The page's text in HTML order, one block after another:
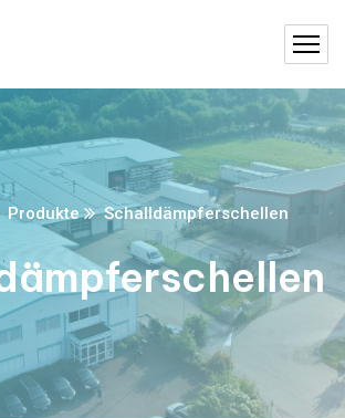
Produkte Schalldämpferschellen